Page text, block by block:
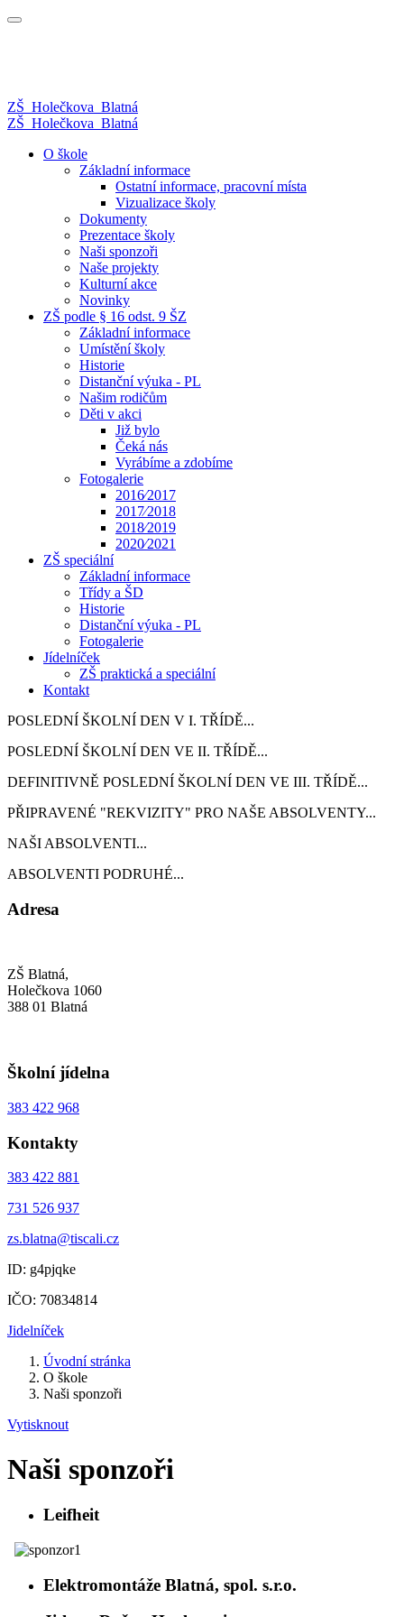
ZŠ Holečkova Blatná
ZŠ Holečkova Blatná
O škole
Základní informace
Ostatní informace, pracovní místa
Vizualizace školy
Dokumenty
Prezentace školy
Naši sponzoři
Naše projekty
Kulturní akce
Novinky
ZŠ podle § 16 odst. 9 ŠZ
Základní informace
Umístění školy
Historie
Distanční výuka - PL
Našim rodičům
Děti v akci
Již bylo
Čeká nás
Vyrábíme a zdobíme
Fotogalerie
2016⁄2017
2017⁄2018
2018⁄2019
2020⁄2021
ZŠ speciální
Základní informace
Třídy a ŠD
Historie
Distanční výuka - PL
Fotogalerie
Jídelníček
ZŠ praktická a speciální
Kontakt
POSLEDNÍ ŠKOLNÍ DEN V I. TŘÍDĚ...
POSLEDNÍ ŠKOLNÍ DEN VE II. TŘÍDĚ...
DEFINITIVNĚ POSLEDNÍ ŠKOLNÍ DEN VE III. TŘÍDĚ...
PŘIPRAVENÉ "REKVIZITY" PRO NAŠE ABSOLVENTY...
NAŠI ABSOLVENTI...
ABSOLVENTI PODRUHÉ...
Adresa
ZŠ Blatná,
Holečkova 1060
388 01 Blatná
Školní jídelna
383 422 968
Kontakty
383 422 881
731 526 937
zs.blatna@tiscali.cz
ID: g4pjqke
IČO: 70834814
Jidelníček
Úvodní stránka
O škole
Naši sponzoři
Vytisknout
Naši sponzoři
Leifheit
Elektromontáže Blatná, spol. s.r.o.